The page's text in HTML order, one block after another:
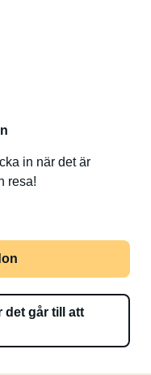
in när det är
resa!
det går till att